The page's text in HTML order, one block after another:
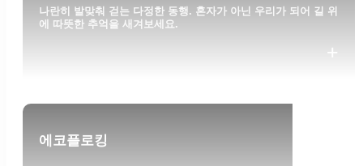
나란히 발맞춰 걷는 다정한 동행. 혼자가 아닌 우리가 되어 길 위
에 따뜻한 추억을 새겨보세요.
+
에코플로킹